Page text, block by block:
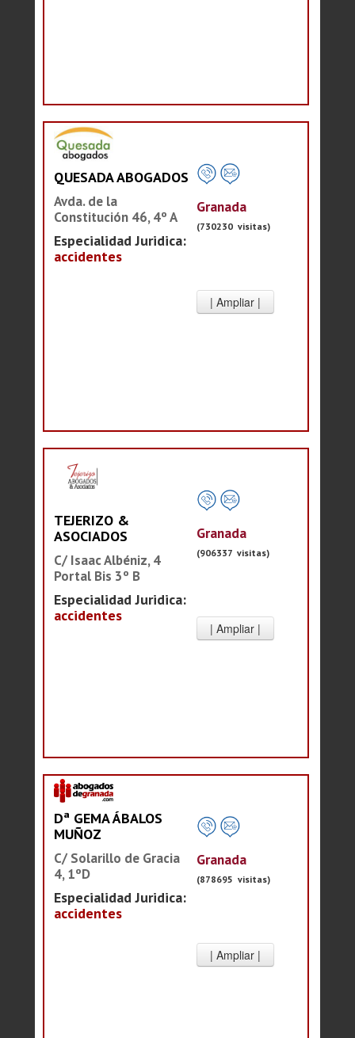
QUESADA ABOGADOS
Avda. de la
Constitución 46, 4º A
Especialidad Juridica:
accidentes
Granada
(730230 visitas)
TEJERIZO &
ASOCIADOS
C/ Isaac Albéniz, 4
Portal Bis 3º B
Especialidad Juridica:
accidentes
Granada
(906337 visitas)
Dª GEMA ÁBALOS
MUÑOZ
C/ Solarillo de Gracia
4, 1ºD
Especialidad Juridica:
accidentes
Granada
(878695 visitas)